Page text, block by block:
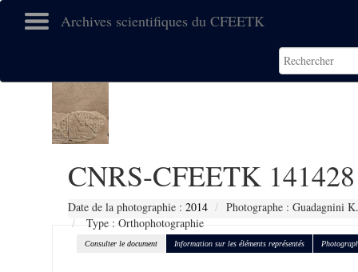
Archives scientifiques du CFEETK
CNRS-CFEETK 141428
Date de la photographie : 2014
Photographe : Guadagnini K.
Type : Orthophotographie
Consulter le document Information sur les éléments représentés